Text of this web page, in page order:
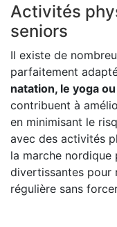
Activités
seniors
Il existe de
parfaitement
natation, le yoga
contribuent à
en minimisant le
avec des activités
la marche nordique
divertissantes pour
régulière sans